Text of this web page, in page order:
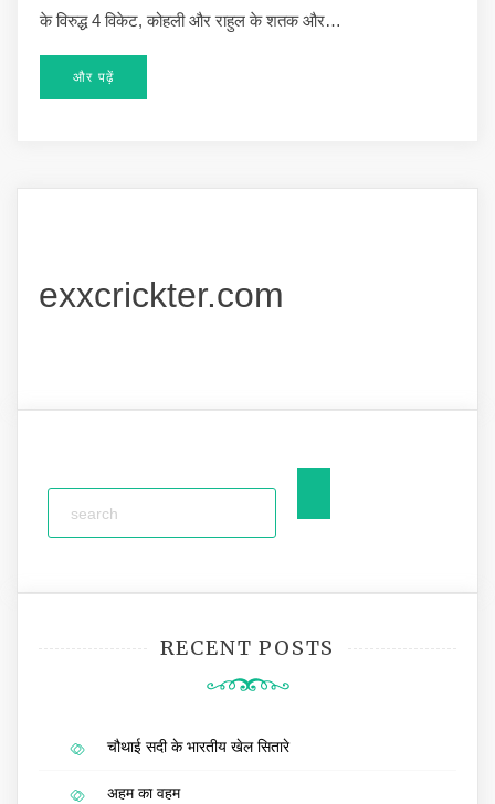
के विरुद्ध 4 विकेट, कोहली और राहुल के शतक और…
और पढ़ें
exxcrickter.com
RECENT POSTS
चौथाई सदी के भारतीय खेल सितारे
अहम का वहम